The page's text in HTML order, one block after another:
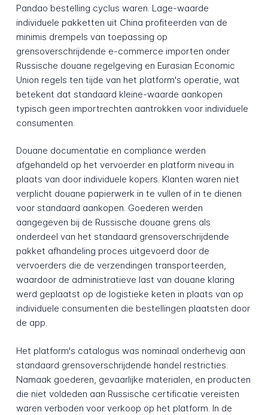
Pandao bestelling cyclus waren. Lage-waarde
individuele pakketten uit China profiteerden van de
minimis drempels van toepassing op
grensoverschrijdende e-commerce importen onder
Russische douane regelgeving en Eurasian Economic
Union regels ten tijde van het platform's operatie, wat
betekent dat standaard kleine-waarde aankopen
typisch geen importrechten aantrokken voor individuele
consumenten.
Douane documentatie en compliance werden
afgehandeld op het vervoerder en platform niveau in
plaats van door individuele kopers. Klanten waren niet
verplicht douane papierwerk in te vullen of in te dienen
voor standaard aankopen. Goederen werden
aangegeven bij de Russische douane grens als
onderdeel van het standaard grensoverschrijdende
pakket afhandeling proces uitgevoerd door de
vervoerders die de verzendingen transporteerden,
waardoor de administratieve last van douane klaring
werd geplaatst op de logistieke keten in plaats van op
individuele consumenten die bestellingen plaatsten door
de app.
Het platform's catalogus was nominaal onderhevig aan
standaard grensoverschrijdende handel restricties.
Namaak goederen, gevaarlijke materialen, en producten
die niet voldeden aan Russische certificatie vereisten
waren verboden voor verkoop op het platform. In de